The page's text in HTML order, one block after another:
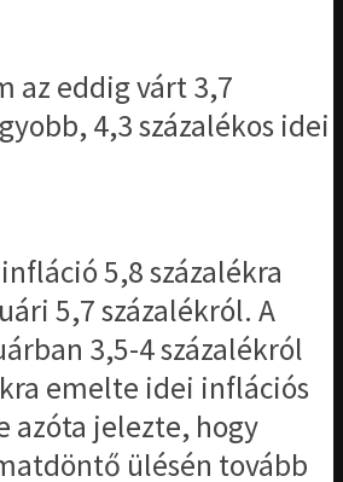
az eddig várt 3,7
4,3 százalékos idei
5,8 százalékra
5,7 százalékról. A
3,5-4 százalékról
emelte idei inflációs
azóta jelezte, hogy
ülésén tovább